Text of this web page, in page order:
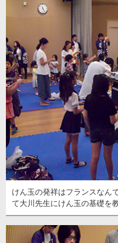
けん玉の発祥はフランスなん
て大川先生にけん玉の基礎を